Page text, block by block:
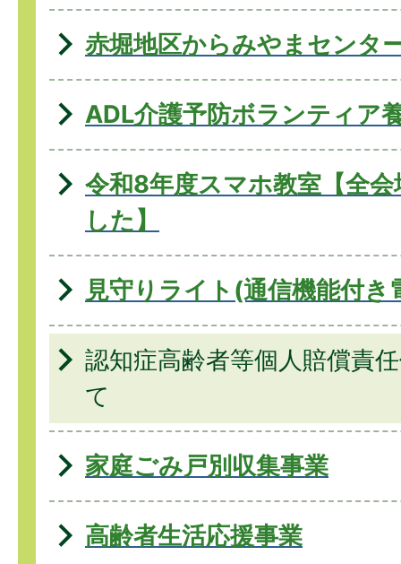
赤堀地区からみやまセンタ
ADL介護予防ボランティア
令和8年度スマホ教室【全
した】
見守りライト(通信機能付き
認知症高齢者等個人賠償責
て
家庭ごみ戸別収集事業
高齢者生活応援事業